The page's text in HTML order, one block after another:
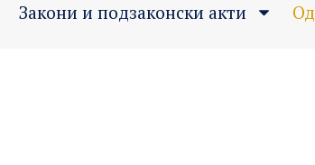
Закони и подзаконски акти